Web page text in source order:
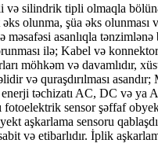
və silindrik tipli olmaqla
olunma, şüa əks olunması
asanlıqla
ilə; Kabel və konnektor
möhkəm və davamlıdır,
və quraşdırılması
təchizatı AC, DC və ya
fotoelektrik sensor şəffaf
aşkarlama sensoru
və etibarlıdır. İplik